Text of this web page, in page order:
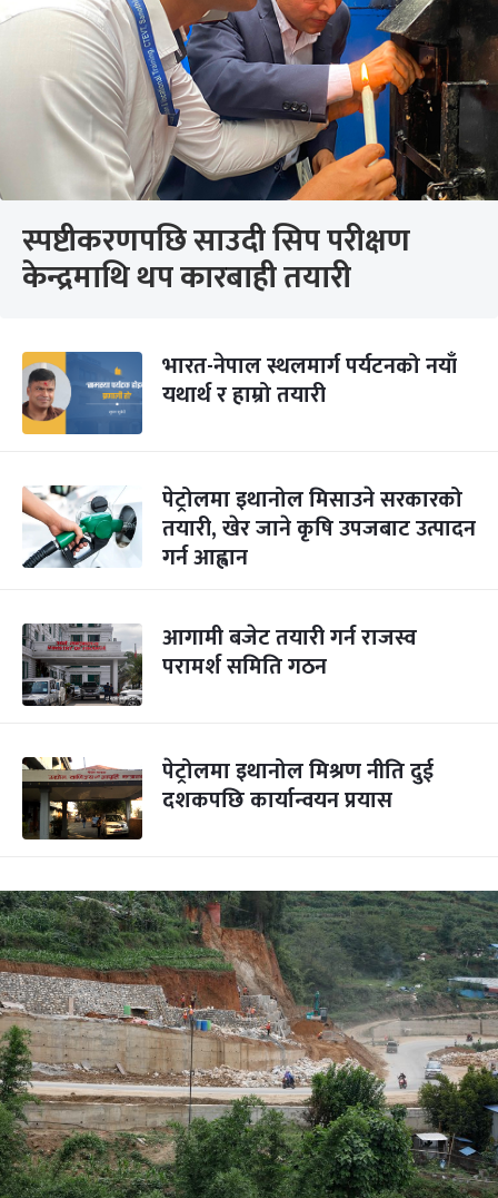
स्पष्टीकरणपछि साउदी सिप परीक्षण
केन्द्रमाथि थप कारबाही तयारी
भारत-नेपाल स्थलमार्ग पर्यटनको नयाँ
यथार्थ र हाम्रो तयारी
पेट्रोलमा इथानोल मिसाउने सरकारको
तयारी, खेर जाने कृषि उपजबाट उत्पादन
गर्न आह्वान
आगामी बजेट तयारी गर्न राजस्व
परामर्श समिति गठन
पेट्रोलमा इथानोल मिश्रण नीति दुई
दशकपछि कार्यान्वयन प्रयास